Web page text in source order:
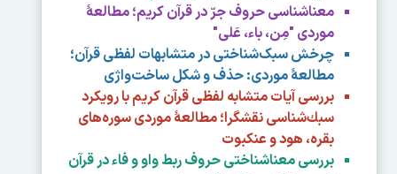
معناشناسی حروف جرّ در قرآن کریم؛ مطالعۀ
موردی "مِن، باء، عَلی"
چرخش سبک‌شناختی در متشابهات لفظی قرآن؛
مطالعۀ موردی: حذف و شکل ساخت‌واژی
بررسی آيات متشابه لفظی قرآن كريم با رويكرد
سبك‌شناسی نقشگرا؛ مطالعۀ موردی سوره‌های
بقره، هود و عنكبوت
بررسی معناشناختی حروف ربط واو و فاء در قرآن